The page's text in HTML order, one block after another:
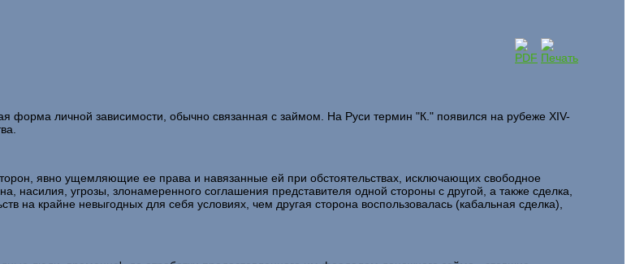
форма личной зависимости, обычно связанная с займом. На Руси термин "К." появился на рубеже XIV-
явно ущемляющие ее права и навязанные ей при обстоятельствах, исключающих свободное
угрозы, злонамеренного соглашения представителя одной стороны с другой, а также сделка,
на крайне невыгодных для себя условиях, чем другая сторона воспользовалась (кабальная сделка),